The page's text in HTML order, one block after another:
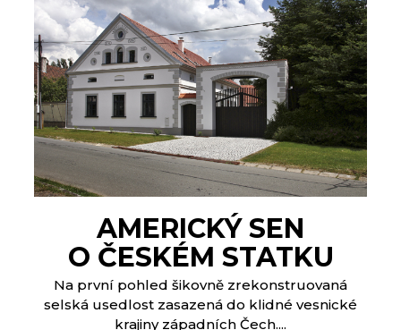
AMERICKÝ SEN
O ČESKÉM STATKU
Na první pohled šikovně zrekonstruovaná
selská usedlost zasazená do klidné vesnické
krajiny západních Čech....